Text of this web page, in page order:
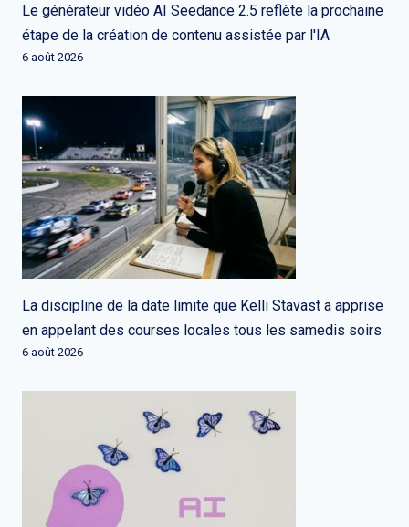
Le générateur vidéo AI Seedance 2.5 reflète la prochaine
étape de la création de contenu assistée par l'IA
6 août 2026
La discipline de la date limite que Kelli Stavast a apprise
en appelant des courses locales tous les samedis soirs
6 août 2026